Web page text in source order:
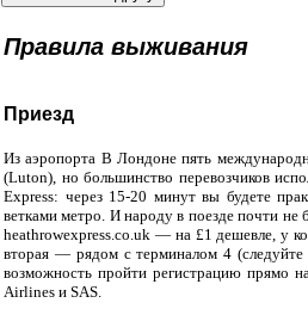
Правила выживания
Приезд
Из аэропорта В Лондоне пять
(Luton), но большинство перевозчиков
Express: через 15-20 минут вы будете
ветками метро. И народу в поезде почти не
heathrowexpress.co.uk — на £1 дешевле, у
вторая — рядом с терминалом 4 (следуйте
возможность пройти регистрацию прямо
Airlines и SAS.